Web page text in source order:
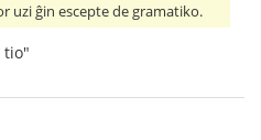
uzi ĝin escepte de gramatiko.
tio"